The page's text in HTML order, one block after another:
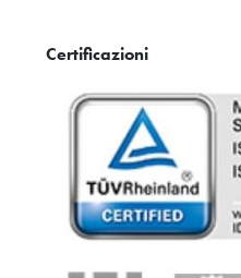
Certificazioni